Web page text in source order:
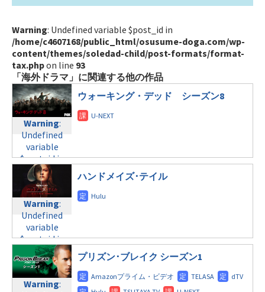
Warning: Undefined variable $post_id in
/home/c4607168/public_html/osusume-doga.com/wp-
content/themes/soledad-child/post-formats/format-
tax.phpon line 93
「海外ドラマ」に関連する他の作品
Warning:
Undefined
variable
$post_id in
/home/c4607168/public_html/osusume-
doga.com/wp-
content/themes/soledad-
child/post-
formats/format-
tax.phpon
line112
Warning:
Undefined
variable
ウォーキング・デッド シーズン8
Warning:
Undefined
variable
$post_id in
/home/c4607168/public_html/osusume-
doga.com/wp-
content/themes/soledad-
child/post-
ハンドメイズ･テイル
Warning:
プリズン･ブレイク シーズン1